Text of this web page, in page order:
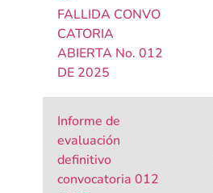
FALLIDA CONVO
CATORIA
ABIERTA No. 012
DE 2025
Informe de
evaluación
definitivo
convocatoria 012